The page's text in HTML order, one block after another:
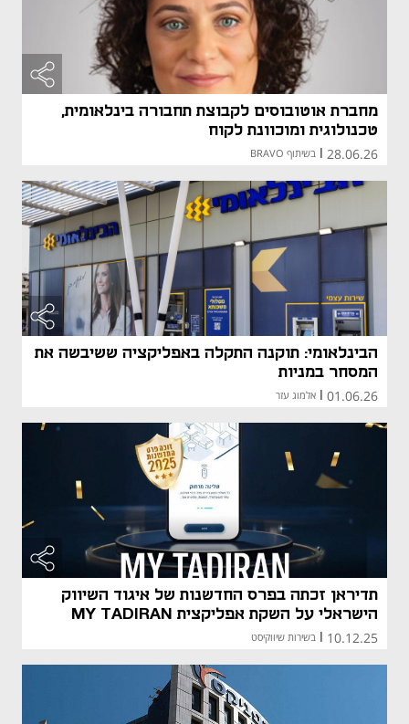
מחברת אוטובוסים לקבוצת תחבורה בינלאומית,
טכנולוגית ומוכוונת לקוח
28.06.26 בשיתוף BRAVO
הבינלאומי: תוקנה התקלה באפליקציה ששיבשה את
המסחר במניות
01.06.26 אלמוג עזר
תדיראן זכתה בפרס החדשנות של איגוד השיווק
הישראלי על השקת אפליקצית MY TADIRAN
10.12.25 בשירות שיווקיסט